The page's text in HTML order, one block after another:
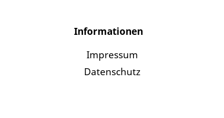
Informationen
Impressum
Datenschutz